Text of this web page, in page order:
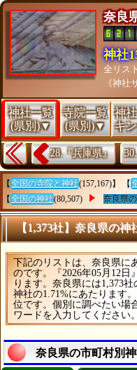
奈良
神社
全リス
《神社
神社一覧
(県別)▼
寺院一覧
(県別)▼
神
キ
28.『兵庫県』
【 全国の寺院と神社(157,167)】 【
【 全国の神社(80,507) 奈良県
【1,373社】奈良県の神
下記のリストは、奈良県に
のです。『2026年05月12日
ります。奈良県には1,373
神社の1.71%にあたります
位です。個別に調べたい場
ワードを入力してください。
奈良県の市町村別